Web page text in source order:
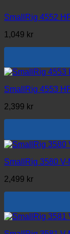
SmallRig 4552
1,049 kr
SmallRig 4553
2,399 kr
SmallRig 3580
2,499 kr